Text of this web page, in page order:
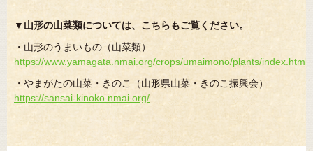
▼山形の山菜類については、こちらもご覧ください。
・山形のうまいもの（山菜類）
https://www.yamagata.nmai.org/crops/umaimono/plants/index.html
・やまがたの山菜・きのこ（山形県山菜・きのこ振興会）
https://sansai-kinoko.nmai.org/